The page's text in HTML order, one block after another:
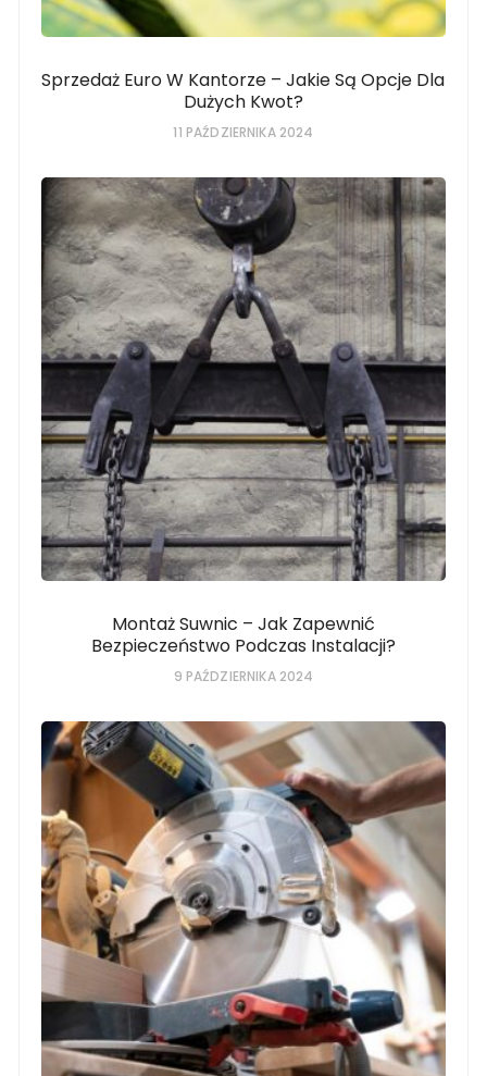
Sprzedaż Euro W Kantorze – Jakie Są Opcje Dla
Dużych Kwot?
11 PAŹDZIERNIKA 2024
Montaż Suwnic – Jak Zapewnić
Bezpieczeństwo Podczas Instalacji?
9 PAŹDZIERNIKA 2024